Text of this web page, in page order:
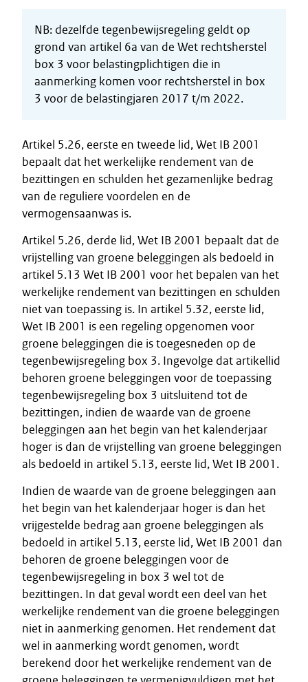
NB: dezelfde tegenbewijsregeling geldt op
grond van artikel 6a van de Wet rechtsherstel
box 3 voor belastingplichtigen die in
aanmerking komen voor rechtsherstel in box
3 voor de belastingjaren 2017 t/m 2022.
Artikel 5.26, eerste en tweede lid, Wet IB 2001
bepaalt dat het werkelijke rendement van de
bezittingen en schulden het gezamenlijke bedrag
van de reguliere voordelen en de
vermogensaanwas is.
Artikel 5.26, derde lid, Wet IB 2001 bepaalt dat de
vrijstelling van groene beleggingen als bedoeld in
artikel 5.13 Wet IB 2001 voor het bepalen van het
werkelijke rendement van bezittingen en schulden
niet van toepassing is. In artikel 5.32, eerste lid,
Wet IB 2001 is een regeling opgenomen voor
groene beleggingen die is toegesneden op de
tegenbewijsregeling box 3. Ingevolge dat artikellid
behoren groene beleggingen voor de toepassing
tegenbewijsregeling box 3 uitsluitend tot de
bezittingen, indien de waarde van de groene
beleggingen aan het begin van het kalenderjaar
hoger is dan de vrijstelling van groene beleggingen
als bedoeld in artikel 5.13, eerste lid, Wet IB 2001.
Indien de waarde van de groene beleggingen aan
het begin van het kalenderjaar hoger is dan het
vrijgestelde bedrag aan groene beleggingen als
bedoeld in artikel 5.13, eerste lid, Wet IB 2001 dan
behoren de groene beleggingen voor de
tegenbewijsregeling in box 3 wel tot de
bezittingen. In dat geval wordt een deel van het
werkelijke rendement van die groene beleggingen
niet in aanmerking genomen. Het rendement dat
wel in aanmerking wordt genomen, wordt
berekend door het werkelijke rendement van de